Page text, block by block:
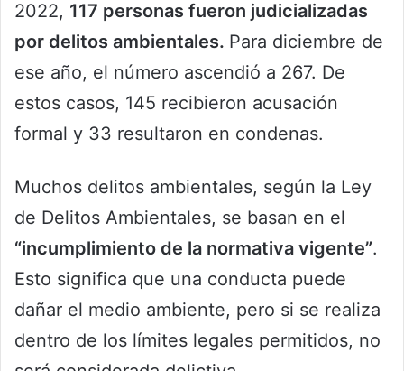
2022, 117 personas fueron judicializadas
por delitos ambientales. Para diciembre de
ese año, el número ascendió a 267. De
estos casos, 145 recibieron acusación
formal y 33 resultaron en condenas.
Muchos delitos ambientales, según la Ley
de Delitos Ambientales, se basan en el
“incumplimiento de la normativa vigente”.
Esto significa que una conducta puede
dañar el medio ambiente, pero si se realiza
dentro de los límites legales permitidos, no